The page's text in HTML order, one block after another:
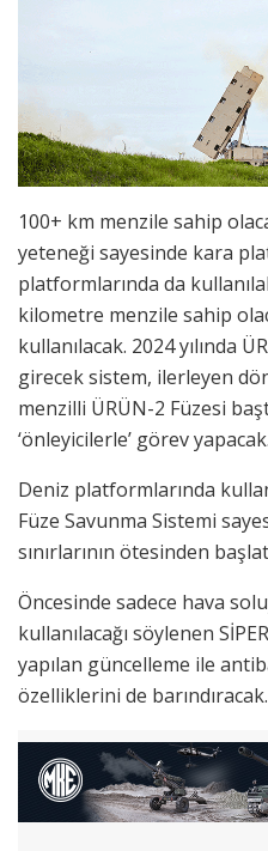
100+ km menzile sahip
yeteneği sayesinde kara
platformlarında da
kilometre menzile sahip
kullanılacak. 2024 yılında
girecek sistem, ilerleyen
menzilli ÜRÜN-2 Füzesi
‘önleyicilerle’ görev yapacak.
Deniz platformlarında
Füze Savunma Sistemi
sınırlarının ötesinden
Öncesinde sadece hava
kullanılacağı söylenen
yapılan güncelleme ile
özelliklerini de barındıracak.